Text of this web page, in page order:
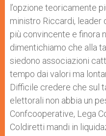
l’opzione teoricamente
ministro Riccardi, leader
più convincente e finora
dimentichiamo che alla
siedono associazioni
tempo dai valori ma
Difficile credere che sul
elettorali non abbia un
Confcooperative, Lega
Coldiretti mandi in